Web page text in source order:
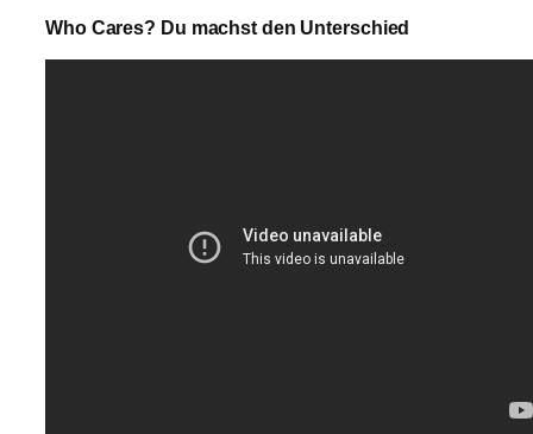
Who Cares? Du machst den Unterschied